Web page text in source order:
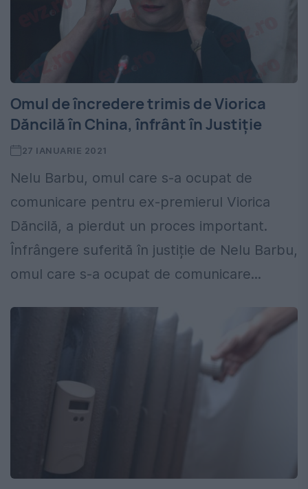
Omul de încredere trimis de Viorica
Dăncilă în China, înfrânt în Justiție
27 IANUARIE 2021
Nelu Barbu, omul care s-a ocupat de
comunicare pentru ex-premierul Viorica
Dăncilă, a pierdut un proces important.
Înfrângere suferită în justiție de Nelu Barbu,
omul care s-a ocupat de comunicare...